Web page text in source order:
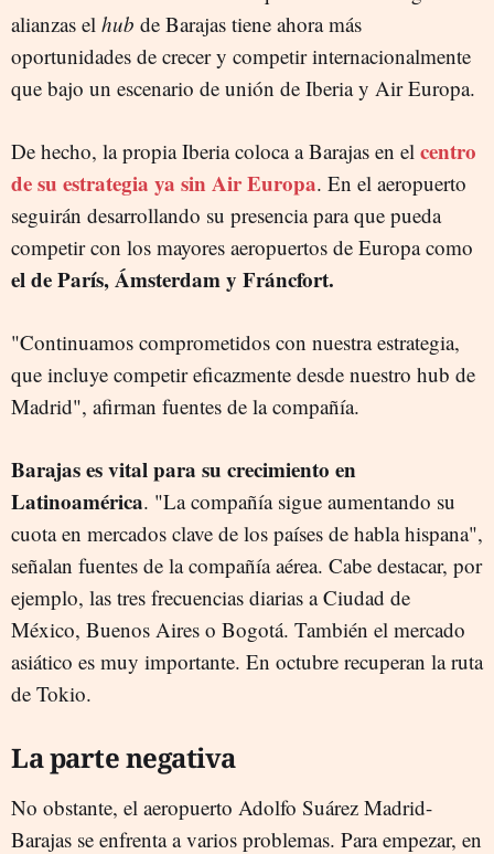
alianzas el hub de Barajas tiene ahora más
oportunidades de crecer y competir internacionalmente
que bajo un escenario de unión de Iberia y Air Europa.
De hecho, la propia Iberia coloca a Barajas en el centro
de su estrategia ya sin Air Europa. En el aeropuerto
seguirán desarrollando su presencia para que pueda
competir con los mayores aeropuertos de Europa como
el de París, Ámsterdam y Fráncfort.
"Continuamos comprometidos con nuestra estrategia,
que incluye competir eficazmente desde nuestro hub de
Madrid", afirman fuentes de la compañía.
Barajas es vital para su crecimiento en
Latinoamérica. "La compañía sigue aumentando su
cuota en mercados clave de los países de habla hispana",
señalan fuentes de la compañía aérea. Cabe destacar, por
ejemplo, las tres frecuencias diarias a Ciudad de
México, Buenos Aires o Bogotá. También el mercado
asiático es muy importante. En octubre recuperan la ruta
de Tokio.
La parte negativa
No obstante, el aeropuerto Adolfo Suárez Madrid-
Barajas se enfrenta a varios problemas. Para empezar, en